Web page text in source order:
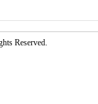
Reserved.